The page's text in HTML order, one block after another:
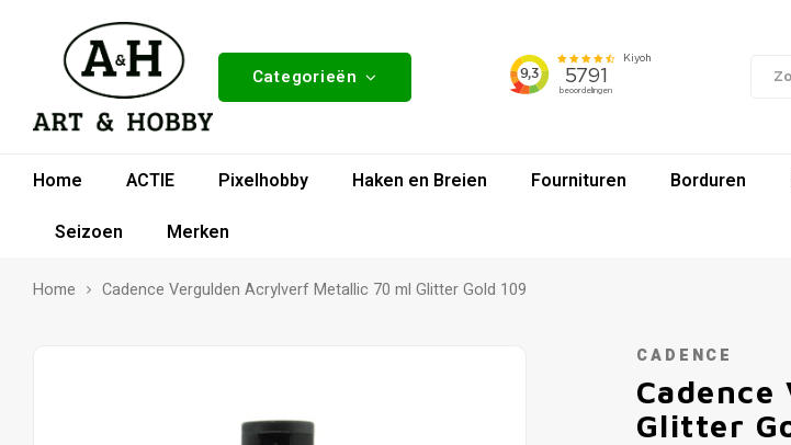
Categorieën
Home ACTIE Pixelhobby Haken en Breien Fournituren Borduren
Seizoen
Merken
Home Cadence Vergulden Acrylverf Metallic 70 ml Glitter Gold 109
CADENCE
Glitter